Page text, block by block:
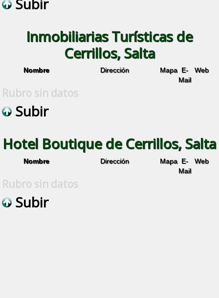
Subir
Inmobiliarias Turísticas de
Cerrillos, Salta
Nombre Dirección Mapa E-
Mail
Web
Rubro sin datos
Subir
Hotel Boutique de Cerrillos, Salta
Nombre Dirección Mapa E-
Mail
Web
Rubro sin datos
Subir